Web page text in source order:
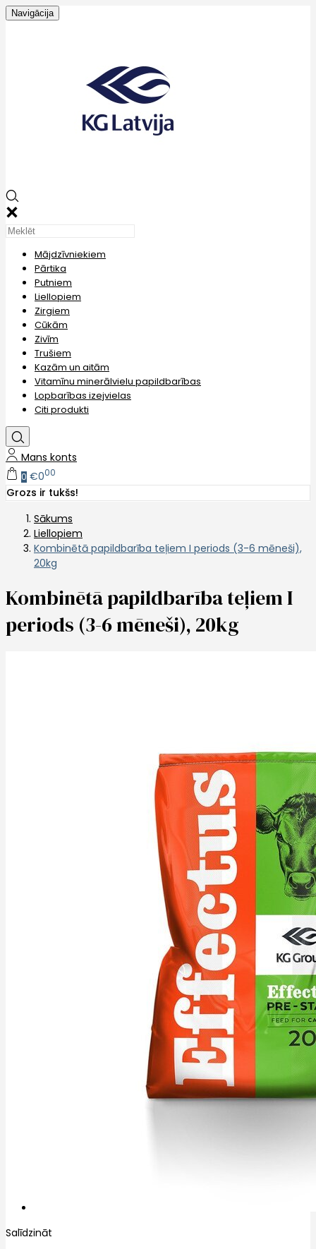
Navigācija
Mājdzīvniekiem
Pārtika
Putniem
Liellopiem
Zirgiem
Cūkām
Zivīm
Trušiem
Kazām un aitām
Vitamīnu minerālvielu papildbarības
Lopbarības izejvielas
Citi produkti
Mans konts
0 €000
Grozs ir tukšs!
Sākums
Liellopiem
Kombinētā papildbarība teļiem I periods (3-6 mēneši),
20kg
Kombinētā papildbarība teļiem I
periods (3-6 mēneši), 20kg
Salīdzināt